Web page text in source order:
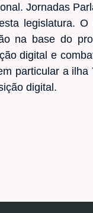
Jornadas
legislatura.
na base do
digital e
particular a
digital.